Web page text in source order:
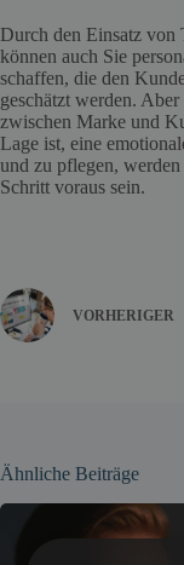
Durch den Einsatz von
können auch Sie
schaffen, die den
geschätzt werden.
zwischen Marke und
Lage ist, eine
und zu pflegen,
Schritt voraus sein.
VORHERIGER
Ähnliche Beiträge